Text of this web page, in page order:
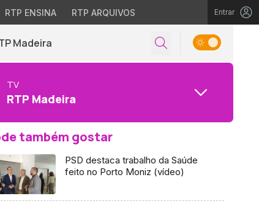
RTP ENSINA RTP ARQUIVOS Entrar
Madeira
TV
RTP Madeira
também gostar
PSD destaca trabalho da Saúde
feito no Porto Moniz (vídeo)